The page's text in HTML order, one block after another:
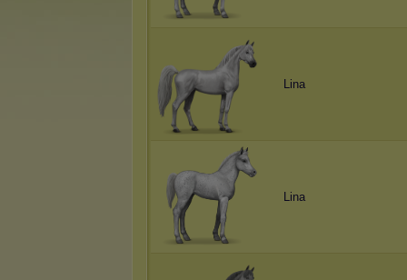
Lina
Lina